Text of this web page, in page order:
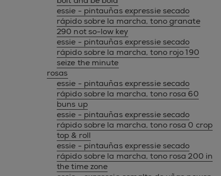
essie - pintauñas expressie secado
rápido sobre la marcha, tono granate
290 not so-low key
essie - pintauñas expressie secado
rápido sobre la marcha, tono rojo 190
seize the minute
rosas
essie - pintauñas expressie secado
rápido sobre la marcha, tono rosa 60
buns up
essie - pintauñas expressie secado
rápido sobre la marcha, tono rosa 0 crop
top & roll
essie - pintauñas expressie secado
rápido sobre la marcha, tono rosa 200 in
the time zone